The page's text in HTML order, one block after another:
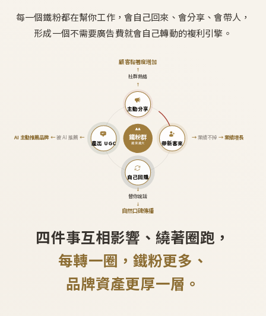
每一個鐵粉都在幫你工作，會自己回來、會分享、會帶人，
形成一個不需要廣告費就會自己轉動的複利引擎。
鐵粉群
越滾越大
主動分享
↑
社群熱絡
↑
顧客黏著度增加
帶新客來
→業績不掉 →業績增長
自己回購
↓
替你說話
↓
自然口碑傳播
產出 UGC
AI 主動推薦品牌←被 AI 推薦 ←
四件事互相影響、繞著圈跑，
每轉一圈，鐵粉更多、
品牌資產更厚一層。